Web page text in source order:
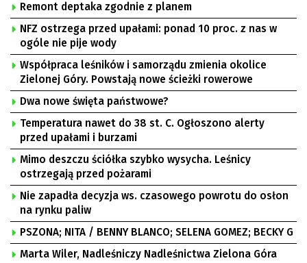
Remont deptaka zgodnie z planem
NFZ ostrzega przed upałami: ponad 10 proc. z nas w
ogóle nie pije wody
Współpraca leśników i samorządu zmienia okolice
Zielonej Góry. Powstają nowe ścieżki rowerowe
Dwa nowe święta państwowe?
Temperatura nawet do 38 st. C. Ogłoszono alerty
przed upałami i burzami
Mimo deszczu ściółka szybko wysycha. Leśnicy
ostrzegają przed pożarami
Nie zapadła decyzja ws. czasowego powrotu do osłon
na rynku paliw
PSZONA; NITA / BENNY BLANCO; SELENA GOMEZ; BECKY G
Marta Wiler, Nadleśniczy Nadleśnictwa Zielona Góra